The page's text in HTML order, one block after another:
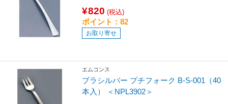
¥820 (税込)
ポイント：82
お取り寄せ
エムコンス
プラシルバー プチフォーク B-S-001（40
本入） ＜NPL3902＞